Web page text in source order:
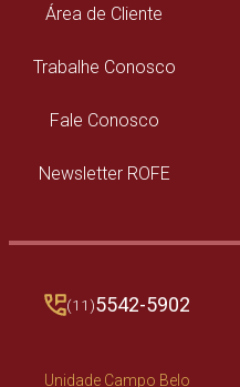
Área de Cliente
Trabalhe Conosco
Fale Conosco
Newsletter ROFE
(11)5542-5902
Unidade Campo Belo